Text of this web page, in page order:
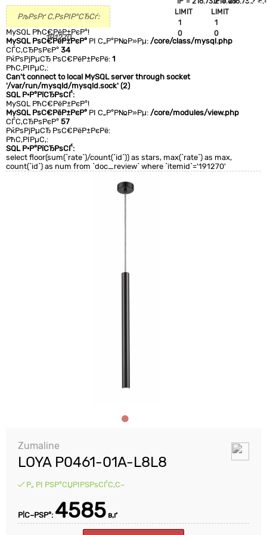
LIMIT
1
0
LIMIT
1
0
РљРѕРґ С‚РѕРІР°СЂСѓ:
191270
MySQL РћС€РёР±РєР°!
MySQL РѕС€РёР±РєР° РІ С„Р°Р№Р»Рµ: /core/class/mysql.php
СЃС‚СЂРѕРєР° 34
РќРѕРјРµСЂ РѕС€РёР±РєРё: 1
РћС‚РІРµС‚:
Can't connect to local MySQL server through socket
'/var/run/mysqld/mysqld.sock' (2)
SQL Р·Р°РїСЂРѕСЃ:
MySQL РћС€РёР±РєР°!
MySQL РѕС€РёР±РєР° РІ С„Р°Р№Р»Рµ: /core/modules/view.php
СЃС‚СЂРѕРєР° 57
РќРѕРјРµСЂ РѕС€РёР±РєРё:
РћС‚РІРµС‚:
SQL Р·Р°РїСЂРѕСЃ:
select floor(sum(`rate`)/count(`id`)) as stars, max(`rate`) as max,
count(`id`) as num from `doc_review` where `itemid`='191270'
Zumaline
LOYA P0461-01A-L8L8
Р„ РІ РЅР°СЏРІРЅРѕСЃС‚С–
Р¦С–РЅР°: 4585 в‚ґ